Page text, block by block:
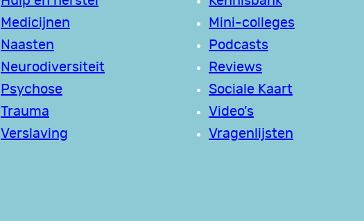
Medicijnen
Naasten
Neurodiversiteit
Psychose
Trauma
Verslaving
Mini-colleges
Podcasts
Reviews
Sociale Kaart
Video’s
Vragenlijsten